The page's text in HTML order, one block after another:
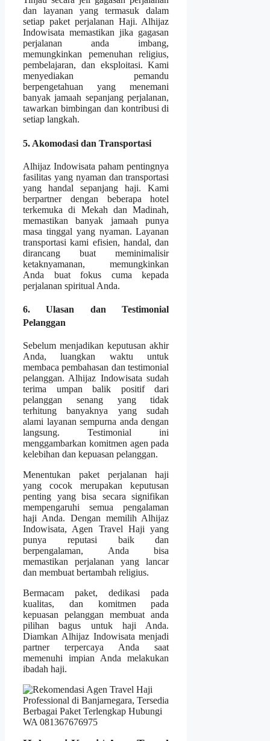
dan layanan yang termasuk dalam
setiap paket perjalanan Haji. Alhijaz
Indowisata memastikan jika gagasan
perjalanan anda imbang,
memungkinkan pemenuhan religius,
pembelajaran, dan eksploitasi. Kami
menyediakan pemandu
berpengetahuan yang menemani
banyak jamaah sepanjang perjalanan,
tawarkan bimbingan dan kontribusi di
setiap langkah.
5. Akomodasi dan Transportasi
Alhijaz Indowisata paham pentingnya
fasilitas yang nyaman dan transportasi
yang handal sepanjang haji. Kami
berpartner dengan beberapa hotel
terkemuka di Mekah dan Madinah,
memastikan banyak jamaah punya
masa tinggal yang nyaman. Layanan
transportasi kami efisien, handal, dan
dirancang buat meminimalisir
ketaknyamanan, memungkinkan
Anda buat fokus cuma kepada
perjalanan spiritual Anda.
6. Ulasan dan Testimonial
Pelanggan
Sebelum menjadikan keputusan akhir
Anda, luangkan waktu untuk
membaca pembahasan dan testimonial
pelanggan. Alhijaz Indowisata sudah
terima umpan balik positif dari
pelanggan senang yang tidak
terhitung banyaknya yang sudah
alami layanan sempurna anda dengan
langsung. Testimonial ini
menggambarkan komitmen agen pada
kelebihan dan kepuasan pelanggan.
Menentukan paket perjalanan haji
yang cocok merupakan keputusan
penting yang bisa secara signifikan
mempengaruhi semua pengalaman
haji Anda. Dengan memilih Alhijaz
Indowisata, Agen Travel Haji yang
punya reputasi baik dan
berpengalaman, Anda bisa
memastikan perjalanan yang lancar
dan membuat bertambah religius.
Bermacam paket, dedikasi pada
kualitas, dan komitmen pada
kepuasan pelanggan membuat anda
pilihan bagus untuk haji Anda.
Diamkan Alhijaz Indowisata menjadi
partner terpercaya Anda saat
memenuhi impian Anda melakukan
ibadah haji.